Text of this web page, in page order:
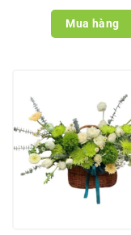
Mua hàng